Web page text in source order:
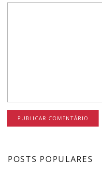
POSTS POPULARES